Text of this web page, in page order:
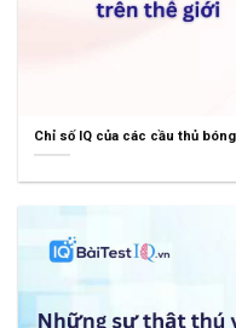
Chỉ số IQ của các cầu thủ